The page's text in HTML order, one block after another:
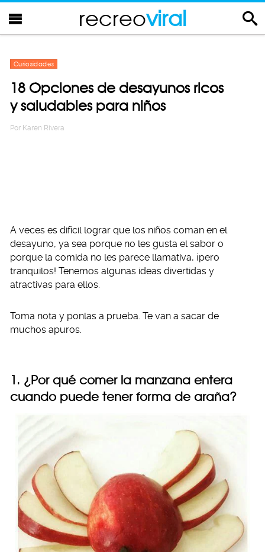
recreoviral
Curiosidades
18 Opciones de desayunos ricos
y saludables para niños
Por Karen Rivera
A veces es difícil lograr que los niños coman en el
desayuno, ya sea porque no les gusta el sabor o
porque la comida no les parece llamativa, ¡pero
tranquilos! Tenemos algunas ideas divertidas y
atractivas para ellos.
Toma nota y ponlas a prueba. Te van a sacar de
muchos apuros.
1. ¿Por qué comer la manzana entera
cuando puede tener forma de araña?